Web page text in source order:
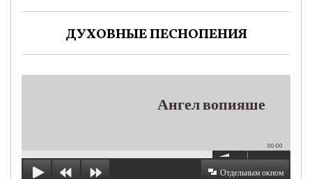
ДУХОВНЫЕ ПЕСНОПЕНИЯ
Ангел вопияше
00:00
Отдельным окном